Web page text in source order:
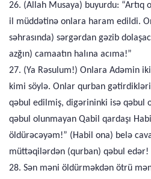
26. (Allah Musaya) buyurdu: “Artıq
il müddətinə onlara haram edildi.
səhrasında) sərgərdan gəzib
azğın) camaatın halına acıma!”
27. (Ya Rəsulum!) Onlara Adəmin
kimi söylə. Onlar qurban
qəbul edilmiş, digərininki isə qəbul
qəbul olunmayan Qabil qardaşı
öldürəcəyəm!” (Habil ona) belə
müttəqilərdən (qurban) qəbul edər!
28. Sən məni öldürməkdən ötrü